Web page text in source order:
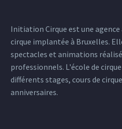
Initiation Cirque est une
cirque implantée à Bruxelles.
spectacles et animations
professionnels. L'école de
différents stages, cours de
anniversaires.